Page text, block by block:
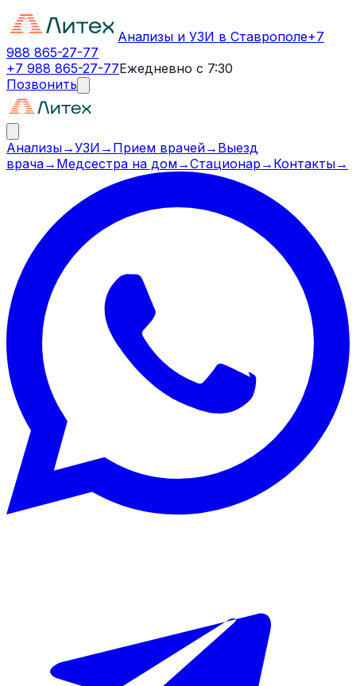
Анализы и УЗИ в Ставрополе+7
988 865-27-77
+7 988 865-27-77Ежедневно с 7:30
Позвонить
Анализы→УЗИ → Прием врачей→ Выезд
врача→ Медсестра на дом→Стационар → Контакты→